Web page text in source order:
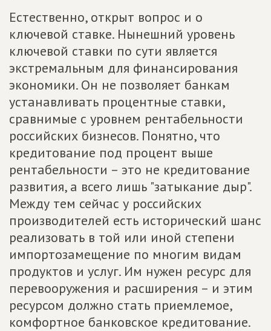
Естественно, открыт вопрос и о
ключевой ставке. Нынешний уровень
ключевой ставки по сути является
экстремальным для финансирования
экономики. Он не позволяет банкам
устанавливать процентные ставки,
сравнимые с уровнем рентабельности
российских бизнесов. Понятно, что
кредитование под процент выше
рентабельности – это не кредитование
развития, а всего лишь "затыкание дыр".
Между тем сейчас у российских
производителей есть исторический шанс
реализовать в той или иной степени
импортозамещение по многим видам
продуктов и услуг. Им нужен ресурс для
перевооружения и расширения – и этим
ресурсом должно стать приемлемое,
комфортное банковское кредитование.